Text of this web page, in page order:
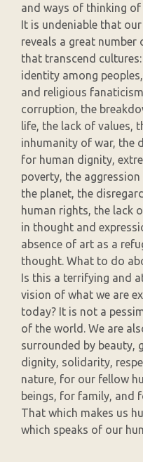
and ways of thinking
It is undeniable that
reveals a great number
that transcend
identity among
and religious
corruption, the
life, the lack of values,
inhumanity of war, the
for human dignity,
poverty, the
the planet, the
human rights, the lack
in thought and
absence of art as a
thought. What to do
Is this a terrifying and
vision of what we are
today? It is not a
of the world. We are
surrounded by beauty,
dignity, solidarity,
nature, for our fellow
beings, for family, and
That which makes us
which speaks of our